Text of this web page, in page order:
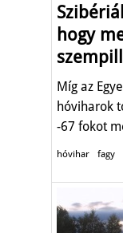
hogy
Míg az
hóviharok
-67 fokot
hóvihar fagy